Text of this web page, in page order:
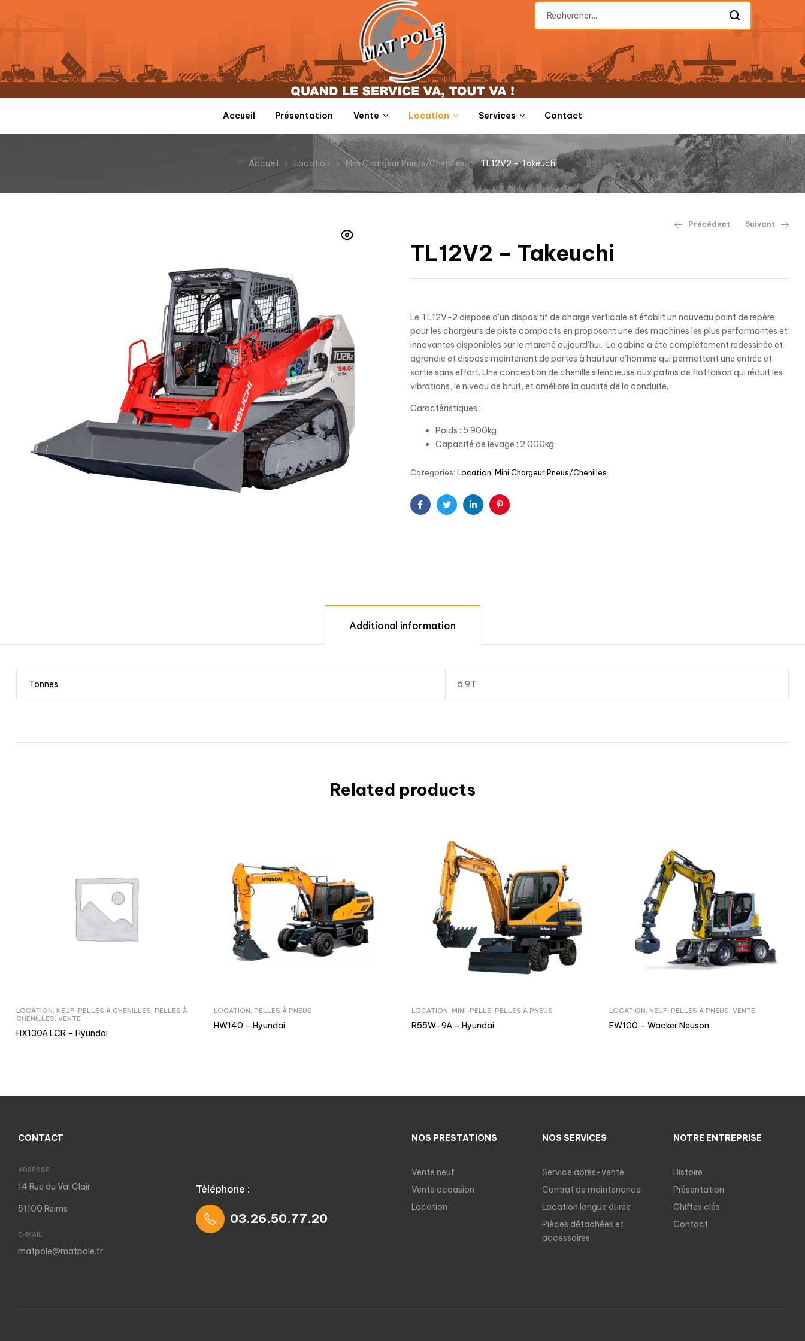
Accueil Présentation Vente Location Services Contact
Accueil Location Mini Chargeur Pneus/Chenilles TL12V2 – Takeuchi
Précédent Suivant
TL12V2 – Takeuchi
Le TL12V-2 dispose d’un dispositif de charge verticale et établit un nouveau point de repère
pour les chargeurs de piste compacts en proposant une des machines les plus performantes et
innovantes disponibles sur le marché aujourd’hui. La cabine a été complètement redessinée et
agrandie et dispose maintenant de portes à hauteur d’homme qui permettent une entrée et
sortie sans effort. Une conception de chenille silencieuse aux patins de flottaison qui réduit les
vibrations, le niveau de bruit, et améliore la qualité de la conduite.
Caractéristiques :
Poids : 5 900kg
Capacité de levage : 2 000kg
Categories: Location Mini Chargeur Pneus/Chenilles
FacebookTwitterLinkedinPinterest
Additional information
Tonnes 5.9T
Related products
LOCATION, NEUF, PELLES À CHENILLES, PELLES À
CHENILLES, VENTE
HX130A LCR – Hyundai
LOCATION, PELLES À PNEUS
HW140 – Hyundai
LOCATION, MINI-PELLE, PELLES À PNEUS
R55W-9A – Hyundai
LOCATION, NEUF, PELLES À PNEUS, VENTE
EW100 – Wacker Neuson
CONTACT
ADRESSE
14 Rue du Val Clair
51100 Reims
E-MAIL
matpole@matpole.fr
Téléphone :
03.26.50.77.20
NOS PRESTATIONS
Vente neuf
Vente occasion
Location
NOS SERVICES
Service après-vente
Contrat de maintenance
Location longue durée
Pièces détachées et
accessoires
NOTRE ENTREPRISE
Histoire
Présentation
Chiffes clés
Contact